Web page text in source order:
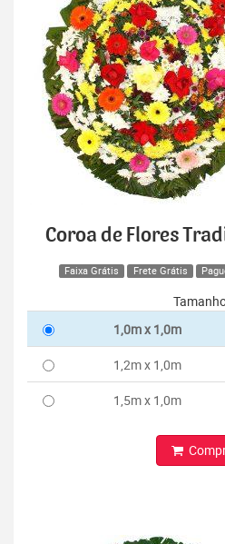
Coroa de Flores
Faixa Grátis Frete Grátis
1,0m x 1,0m
1,2m x 1,0m
1,5m x 1,0m